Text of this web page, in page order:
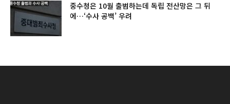
중수청은 10월 출범하는데 독립 전산망은 그 뒤
에…‘수사 공백’ 우려